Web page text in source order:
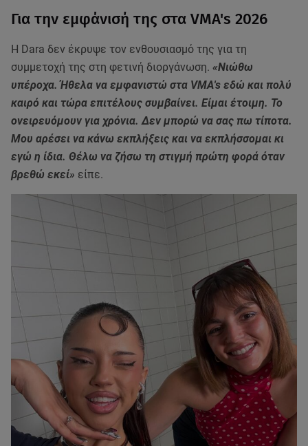
Για την εμφάνισή της στα VMA's 2026
Η Dara δεν έκρυψε τον ενθουσιασμό της για τη
συμμετοχή της στη φετινή διοργάνωση. «Νιώθω
υπέροχα. Ήθελα να εμφανιστώ στα VMA's εδώ και πολύ
καιρό και τώρα επιτέλους συμβαίνει. Είμαι έτοιμη. Το
ονειρευόμουν για χρόνια. Δεν μπορώ να σας πω τίποτα.
Μου αρέσει να κάνω εκπλήξεις και να εκπλήσσομαι κι
εγώ η ίδια. Θέλω να ζήσω τη στιγμή πρώτη φορά όταν
βρεθώ εκεί» είπε.